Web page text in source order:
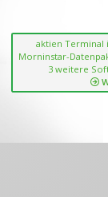
aktien Terminal
Morninstar-
3 weitere